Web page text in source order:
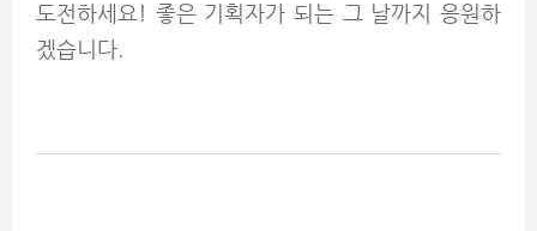
도전하세요! 좋은 기획자가 되는 그 날까지 응원하
겠습니다.